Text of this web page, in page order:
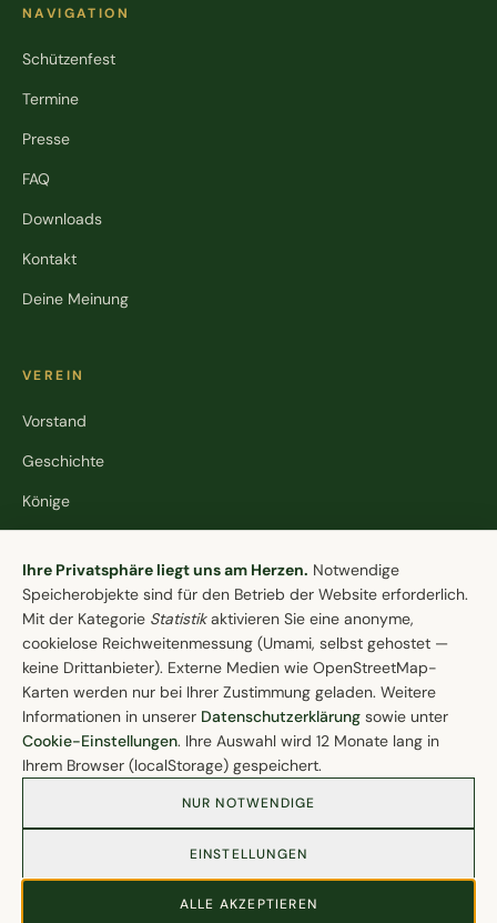
NAVIGATION
Schützenfest
Termine
Presse
FAQ
Downloads
Kontakt
Deine Meinung
VEREIN
Vorstand
Geschichte
Könige
KONTAKT
Schützenverein Lohne e.V. von 1608
Brinkstraße 84
49393 Lohne (Oldb.)
04442 / 9858-30
mail@schuetzenverein-lohne.de
© 2026 Schützenverein Lohne e.V. von 1608
BarrierefreiheitCookie-Einstellungen
Cookie-Einstellungen
Ihre Privatsphäre liegt uns am Herzen. Notwendige
Speicherobjekte sind für den Betrieb der Website erforderlich.
Mit der Kategorie Statistikaktivieren Sie eine anonyme,
cookielose Reichweitenmessung (Umami, selbst gehostet —
keine Drittanbieter). Externe Medien wie OpenStreetMap-
Karten werden nur bei Ihrer Zustimmung geladen. Weitere
Informationen in unserer Datenschutzerklärung sowie unter
Cookie-Einstellungen. Ihre Auswahl wird 12 Monate lang in
Ihrem Browser (localStorage) gespeichert.
NUR NOTWENDIGE
EINSTELLUNGEN
ALLE AKZEPTIEREN